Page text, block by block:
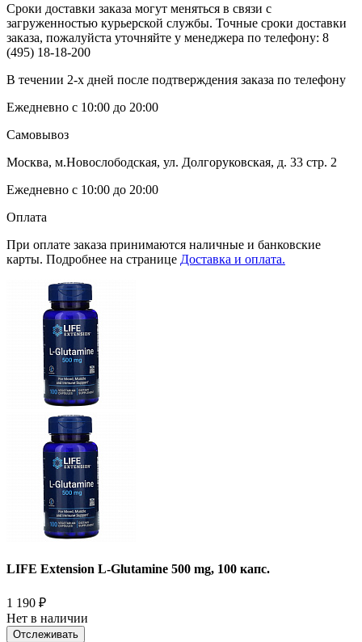
Сроки доставки заказа могут меняться в связи с
загруженностью курьерской службы. Точные сроки доставки
заказа, пожалуйста уточняйте у менеджера по телефону: 8
(495) 18-18-200
В течении 2-х дней после подтверждения заказа по телефону
Ежедневно с 10:00 до 20:00
Самовывоз
Москва, м.Новослободская, ул. Долгоруковская, д. 33 стр. 2
Ежедневно с 10:00 до 20:00
Оплата
При оплате заказа принимаются наличные и банковские
карты. Подробнее на странице Доставка и оплата.
LIFE Extension L-Glutamine 500 mg, 100 капс.
1 190 ₽
Нет в наличии
Отслеживать